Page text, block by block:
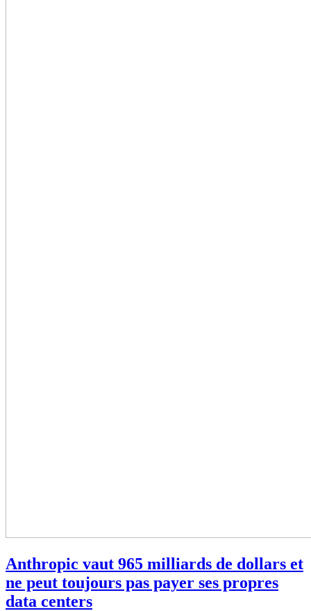
Anthropic vaut 965 milliards de dollars et
ne peut toujours pas payer ses propres
data centers